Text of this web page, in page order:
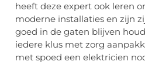
heeft deze expert ook leren
moderne installaties en zijn
goed in de gaten blijven
iedere klus met zorg
met spoed een elektricien